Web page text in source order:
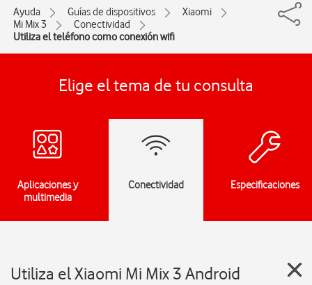
Ayuda Guías de dispositivos
Xiaomi
Mi Mix 3
Conectividad
Utiliza el teléfono como conexión wifi
Elige el tema de tu consulta
Aplicaciones y
multimedia
Conectividad Especificaciones
Utiliza el Xiaomi Mi Mix 3 Android